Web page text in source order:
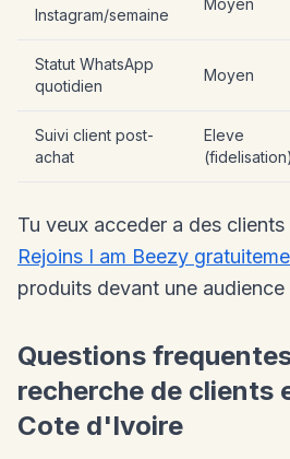
Instagram/semaine
Moyen
Statut WhatsApp
quotidien
Moyen
Suivi client post-
achat
Eleve
(fidelisation)
Tu veux acceder a des
Rejoins I am Beezy
produits devant une audience
Questions
recherche de clients
Cote d'Ivoire